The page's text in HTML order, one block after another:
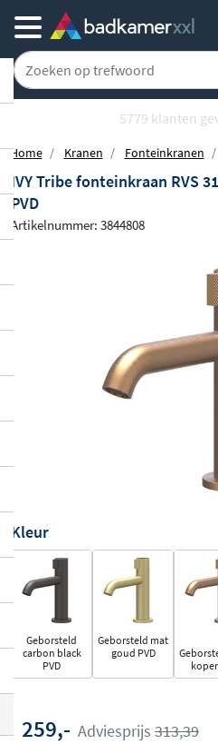
5779 klanten
Home Kranen Fonteinkranen
IVY Tribe fonteinkraan RVS
PVD
Artikelnummer: 3844808
Kleur
Geborsteld
carbon black
PVD
Geborsteld mat
goud PVD
koper
259,- Adviesprijs 313,39